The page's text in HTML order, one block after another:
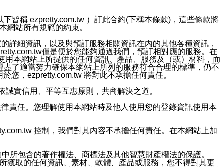
該資料或電子郵件所指示之方法、說明或功能連結，隨時
，將可收到通知型訊息。
皆稱 ezpretty.com.tw ）訂此合約(下稱本條款)，這些條款將
網站所有規範的約束。
詳細資訊，以及與預訂服務相關資訊在內的其他各種資訊，
僅是便於您能夠通過我們，預訂相對應的服務。在
本網站上所提供的任何資訊、產品、服務及（或）材料，而
了適當努力確保本網站上所列的服務符合合理的標準，仍不
您，ezpretty.com.tw 將對此不承擔任何責任。
實信用、平等互惠原則，共商解決之道。
責任。您理解使用本網站時及他人使用您的登錄資訊使用本
控制，我們對其內容不承擔任何責任。在本網站上加
所包含的著作權法、商標法及其他智慧財產權法的保護。
獲取的任何資訊、素材、軟體、產品或服務，您不得對其更